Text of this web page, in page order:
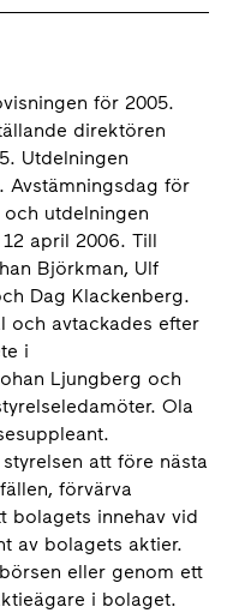
för 2005.
direktören
Utdelningen
Avstämningsdag för
utdelningen
april 2006. Till
Björkman, Ulf
Dag Klackenberg.
och avtackades efter
i
Ljungberg och
Ola
att före nästa
förvärva
bolagets innehav vid
av bolagets aktier.
eller genom ett
i bolaget.